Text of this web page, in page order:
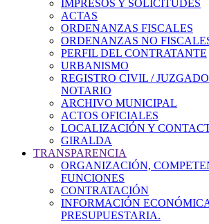
IMPRESOS Y SOLICITUDES
ACTAS
ORDENANZAS FISCALES
ORDENANZAS NO
PERFIL DEL CONTRATANTE
URBANISMO
REGISTRO CIVIL /
NOTARIO
ARCHIVO MUNICIPAL
ACTOS OFICIALES
LOCALIZACIÓN Y
GIRALDA
TRANSPARENCIA
ORGANIZACIÓN,
FUNCIONES
CONTRATACIÓN
INFORMACIÓN
PRESUPUESTARIA.